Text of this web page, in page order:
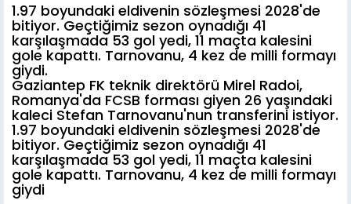
1.97 boyundaki eldivenin sözleşmesi 2028'de
bitiyor. Geçtiğimiz sezon oynadığı 41
karşılaşmada 53 gol yedi, 11 maçta kalesini
gole kapattı. Tarnovanu, 4 kez de milli formayı
giydi.
Gaziantep FK teknik direktörü Mirel Radoi,
Romanya'da FCSB forması giyen 26 yaşındaki
kaleci Stefan Tarnovanu'nun transferini istiyor.
1.97 boyundaki eldivenin sözleşmesi 2028'de
bitiyor. Geçtiğimiz sezon oynadığı 41
karşılaşmada 53 gol yedi, 11 maçta kalesini
gole kapattı. Tarnovanu, 4 kez de milli formayı
giydi